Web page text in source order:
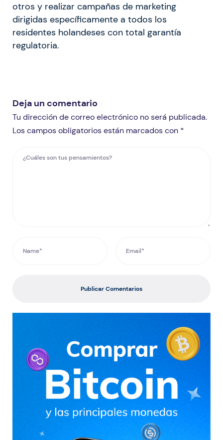
otros y realizar campañas de marketing
dirigidas específicamente a todos los
residentes holandeses con total garantía
regulatoria.
Deja un comentario
Tu dirección de correo electrónico no será publicada.
Los campos obligatorios están marcados con *
Publicar Comentarios